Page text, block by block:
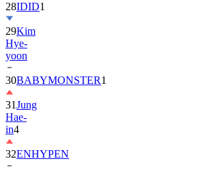
29Kim
Hye-
yoon
30BABYMONSTER
31Jung
Hae-
in4
32ENHYPEN
332PM